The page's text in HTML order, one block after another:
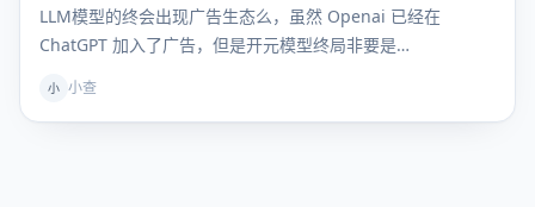
LLM模型的终会出现广告生态么，虽然 Openai 已经在
ChatGPT 加入了广告，但是开元模型终局非要是…
小 小查